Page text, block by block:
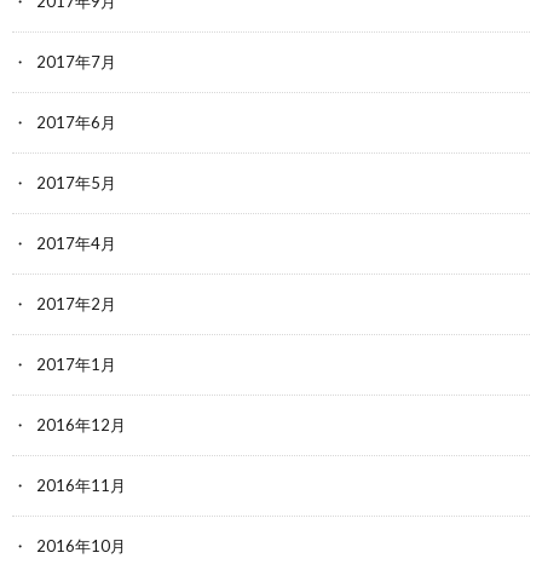
2017年7月
2017年6月
2017年5月
2017年4月
2017年2月
2017年1月
2016年12月
2016年11月
2016年10月